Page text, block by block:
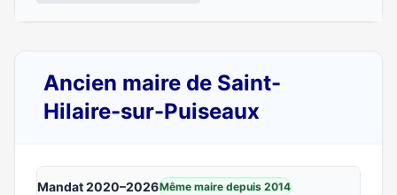
Ancien maire de Saint-
Hilaire-sur-Puiseaux
Mandat 2020–2026Même maire depuis 2014